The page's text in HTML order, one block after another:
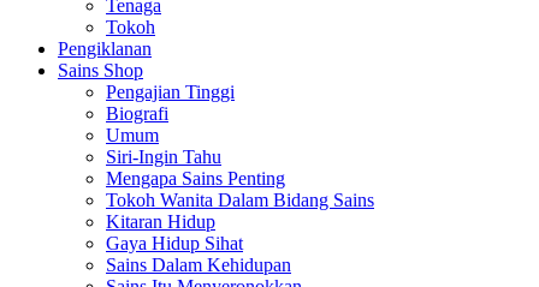
Tenaga
Tokoh
Pengiklanan
Sains Shop
Pengajian Tinggi
Biografi
Umum
Siri-Ingin Tahu
Mengapa Sains Penting
Tokoh Wanita Dalam Bidang Sains
Kitaran Hidup
Gaya Hidup Sihat
Sains Dalam Kehidupan